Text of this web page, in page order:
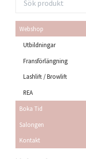
Webshop
Utbildningar
Fransförlängning
Lashlift / Browlift
REA
Boka Tid
Salongen
Kontakt